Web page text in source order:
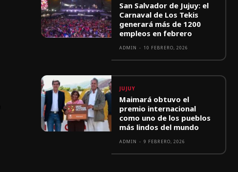
San Salvador de Jujuy: el
Carnaval de Los Tekis
generará más de 1200
empleos en febrero
ADMIN - 10 FEBRERO, 2026
JUJUY
Maimará obtuvo el
premio internacional
como uno de los pueblos
más lindos del mundo
ADMIN - 9 FEBRERO, 2026